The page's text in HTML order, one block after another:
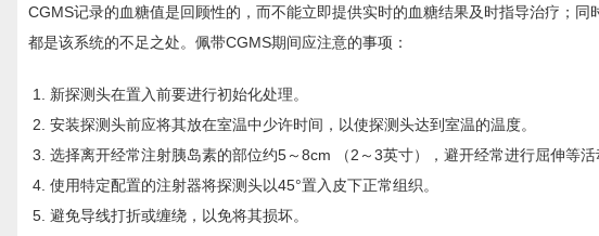
CGMS记录的血糖值是回顾性的，而不能立即提供实时的血糖结果及时指导治疗；
都是该系统的不足之处。佩带CGMS期间应注意的事项：
新探测头在置入前要进行初始化处理。
安装探测头前应将其放在室温中少许时间，以使探测头达到室温的温度。
选择离开经常注射胰岛素的部位约5～8cm （2～3英寸），避开经常进行屈伸等活
使用特定配置的注射器将探测头以45°置入皮下正常组织。
避免导线打折或缠绕，以免将其损坏。